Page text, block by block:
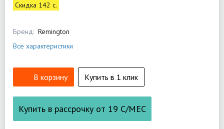
Скидка 142 c.
Бренд: Remington
Все характеристики
В корзину Купить в 1 клик
Купить в рассрочку от 19 С/МЕС